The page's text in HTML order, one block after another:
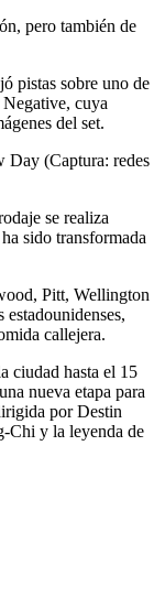
pero también de
pistas sobre uno de
cuya
del set.
Day (Captura: redes
se realiza
sido transformada
Pitt, Wellington
callejera.
ciudad hasta el 15
nueva etapa para
por Destin
Chi y la leyenda de